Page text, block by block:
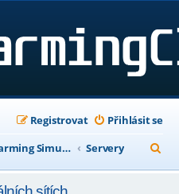
Přihlásit se
Registrovat
Farming Simulator 19 Servery
l